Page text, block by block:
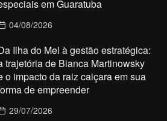
em Guaratuba
04/08/2026
Ilha do Mel à gestão estratégica:
trajetória de Bianca Martinowsky
o impacto da raiz caiçara em sua
de empreender
29/07/2026